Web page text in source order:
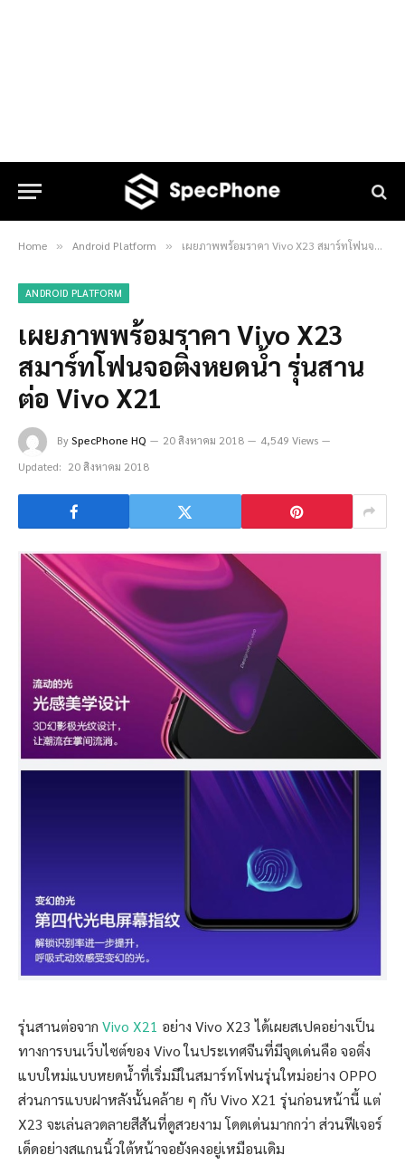
Home » Android Platform » เผยภาพพร้อมราคา Vivo X23 สมาร์ทโฟนจอติ่งหยดน้ำ รุ่นสานต่อ Vivo X21
ANDROID PLATFORM
เผยภาพพร้อมราคา Vivo X23
สมาร์ทโฟนจอติ่งหยดน้ำ รุ่นสาน
ต่อ Vivo X21
BySpecPhone HQ 20 สิงหาคม 2018
4,549 Views
Updated: 20 สิงหาคม 2018
รุ่นสานต่อจาก Vivo X21 อย่าง Vivo X23 ได้เผยสเปคอย่างเป็น
ทางการบนเว็บไซต์ของ Vivo ในประเทศจีนที่มีจุดเด่นคือ จอติ่ง
แบบใหม่แบบหยดน้ำที่เริ่มมีในสมาร์ทโฟนรุ่นใหม่อย่าง OPPO
ส่วนการแบบฝาหลังนั้นคล้าย ๆ กับ Vivo X21 รุ่นก่อนหน้านี้ แต่
X23 จะเล่นลวดลายสีสันที่ดูสวยงาม โดดเด่นมากกว่า ส่วนฟีเจอร์
เด็ดอย่างสแกนนิ้วใต้หน้าจอยังคงอยู่เหมือนเดิม